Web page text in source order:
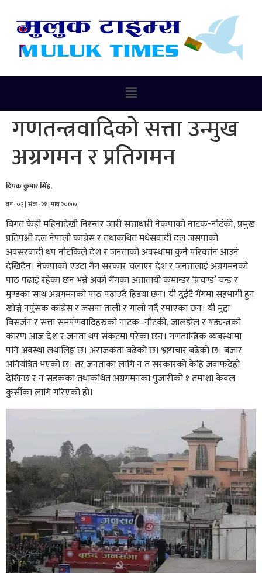
गणतन्त्रवादिको सत्ता उन्मुख
अग्रगमन र प्रतिगमन
दिपक कुमार सिंह,
वर्ष : ०३ | अंक : २१ | माघ २०७७,
बिगत केही महिनादेखी निरन्तर जारी सत्ताधारी नेकपाको नाटक-नौटंकी, प्रमुख
प्रतिपक्षी दल नेपाली कांग्रेस र तथाकथित मधेसवादी दल जसपाको
अवसरवादी थप नौटंकिले देश र जनताको अवस्थामा कुनै परिवर्तन आउने
देखिदैन। नेकपाको एउटा गैंग सरकार चलाएर देश र जनतालाई अग्रगमनको
पाठ पढाई रहेका छन भन्ने अर्को गैंगका अतातायी कमान्डर ‘प्रचण्ड’ चन्ड र
मुण्डका साथ अग्रगमनको पाठ पढाउदै हिडया छन। यी दुईटै गैंगमा सहभागी हुन
खोज्ने नपुंसक कांग्रेस र जसपा ताली र गाली गर्दै रमाएका छन। यी मुद्दा
बिसर्जन र सत्ता समर्पणवादिहरुको नाटक–नौटंकी, जालझेल र षड्यन्त्रको
कारण आज देश र जनता थप संकटमा परेका छन। गणतान्त्रिक ब्यबस्थामा
पनि अवस्था लथालिङ्ग छ। अराजकता बढेको छ। भ्रष्टाचार बढेको छ। बजार
अनियंत्रित भएको छ। तर जनताका लागि न त सरकारको केहि जवाफदेही
देखिन्छ र न सडकका तथाकथित अग्रगमनका पुजारीको १ तमाशा केवल
कुर्सीका लागि गरिएको हो।